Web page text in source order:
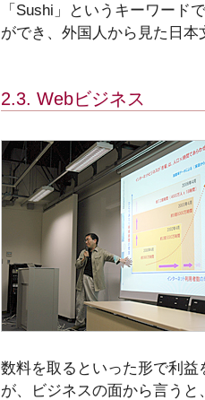
「Sushi」というキーワード
ができ、外国人から見た日
2.3. Webビジネス
数料を取るといった形で利
が、ビジネスの面から言う